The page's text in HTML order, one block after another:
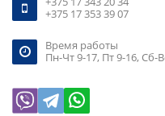
+375 17 353 39 07
Время работы
Пн-Чт 9-17, Пт 9-16, Сб-